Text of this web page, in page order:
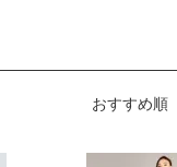
おすすめ順